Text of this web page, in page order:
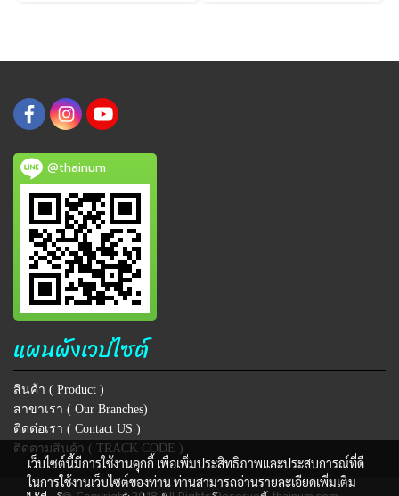
@thainum
แผนผังเวปไซต์
สินค้า ( Product )
สาขาเรา ( Our Branches)
ติดต่อเรา ( Contact US )
ติดตามสินค้า ( TRACK CODE )
เว็บไซต์นี้มีการใช้งานคุกกี้ เพื่อเพิ่มประสิทธิภาพและประสบการณ์ที่ดี
ในการใช้งานเว็บไซต์ของท่าน ท่านสามารถอ่านรายละเอียดเพิ่มเติม